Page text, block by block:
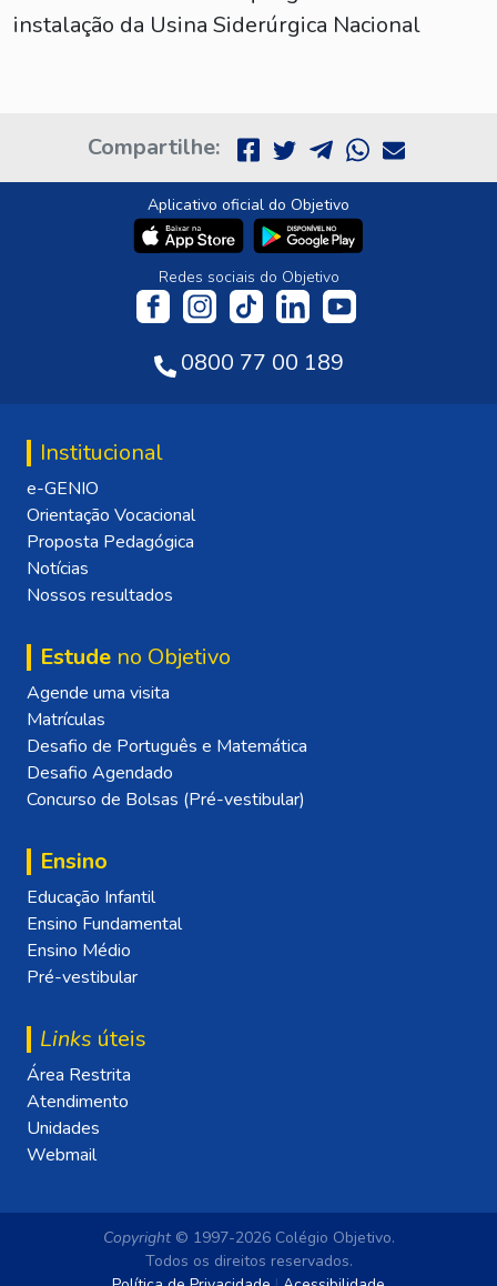
instalação da Usina Siderúrgica Nacional
Compartilhe:
Aplicativo oficial do Objetivo
Redes sociais do Objetivo
0800 77 00 189
Institucional
e-GENIO
Orientação Vocacional
Proposta Pedagógica
Notícias
Nossos resultados
Estude no Objetivo
Agende uma visita
Matrículas
Desafio de Português e Matemática
Desafio Agendado
Concurso de Bolsas (Pré-vestibular)
Ensino
Educação Infantil
Ensino Fundamental
Ensino Médio
Pré-vestibular
Links úteis
Área Restrita
Atendimento
Unidades
Webmail
Copyright© 1997-2026 Colégio Objetivo.
Todos os direitos reservados.